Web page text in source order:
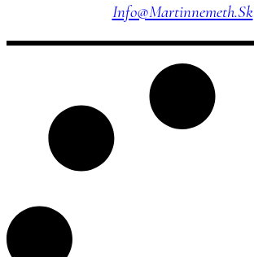
Info@martinnemeth.sk